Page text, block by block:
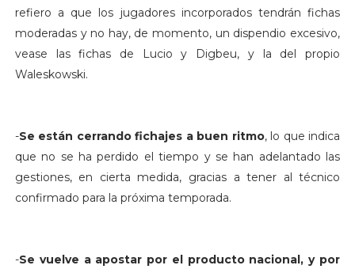
refiero a que los jugadores incorporados tendrán fichas
moderadas y no hay, de momento, un dispendio excesivo,
vease las fichas de Lucio y Digbeu, y la del propio
Waleskowski.
-Se están cerrando fichajes a buen ritmo, lo que indica
que no se ha perdido el tiempo y se han adelantado las
gestiones, en cierta medida, gracias a tener al técnico
confirmado para la próxima temporada.
-Se vuelve a apostar por el producto nacional, y por